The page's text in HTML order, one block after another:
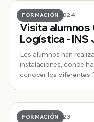
FORMACIÓN
25 · ENERO · 2024
Visita alumnos
Logística - INS
Los alumnos han
instalaciones, donde
conocer los diferentes
FORMACIÓN
19 · ABRIL · 2023